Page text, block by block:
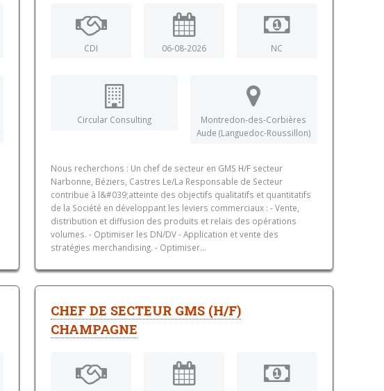
CDI 06-08-2026 NC
Circular Consulting
Montredon-des-Corbières
Aude (Languedoc-Roussillon)
Nous recherchons : Un chef de secteur en GMS H/F secteur
Narbonne, Béziers, Castres Le/La Responsable de Secteur
contribue à l&#039;atteinte des objectifs qualitatifs et quantitatifs
de la Société en développant les leviers commerciaux : - Vente,
distribution et diffusion des produits et relais des opérations
volumes. - Optimiser les DN/DV - Application et vente des
stratégies merchandising. - Optimiser...
CHEF DE SECTEUR GMS (H/F)
CHAMPAGNE